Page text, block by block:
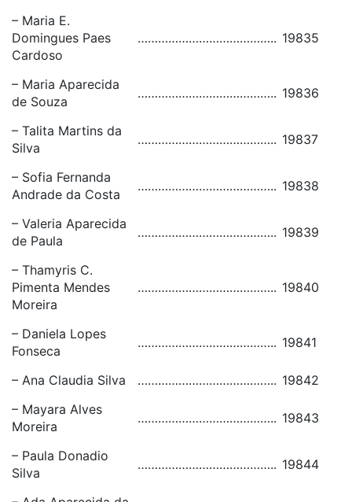
– Maria E.
Domingues Paes
Cardoso
………………………………….. 19835
– Maria Aparecida
de Souza
………………………………….. 19836
– Talita Martins da
Silva
………………………………….. 19837
– Sofia Fernanda
Andrade da Costa
………………………………….. 19838
– Valeria Aparecida
de Paula
………………………………….. 19839
– Thamyris C.
Pimenta Mendes
Moreira
………………………………….. 19840
– Daniela Lopes
Fonseca
………………………………….. 19841
– Ana Claudia Silva ………………………………….. 19842
– Mayara Alves
Moreira
………………………………….. 19843
– Paula Donadio
Silva
………………………………….. 19844